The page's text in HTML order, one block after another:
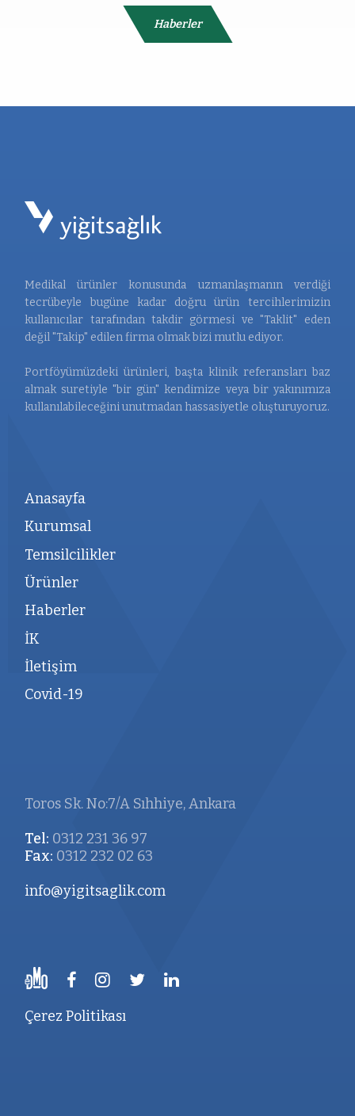
Haberler
Medikal ürünler konusunda uzmanlaşmanın verdiği
tecrübeyle bugüne kadar doğru ürün tercihlerimizin
kullanıcılar tarafından takdir görmesi ve "Taklit" eden
değil "Takip" edilen firma olmak bizi mutlu ediyor.
Portföyümüzdeki ürünleri, başta klinik referansları baz
almak suretiyle "bir gün" kendimize veya bir yakınımıza
kullanılabileceğini unutmadan hassasiyetle oluşturuyoruz.
Anasayfa
Kurumsal
Temsilcilikler
Ürünler
Haberler
İK
İletişim
Covid-19
Toros Sk. No:7/A Sıhhiye, Ankara
Tel: 0312 231 36 97
Fax: 0312 232 02 63
info@yigitsaglik.com
Çerez Politikası